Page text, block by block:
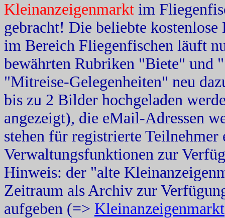
Kleinanzeigenmarkt im
gebracht! Die beliebte
im Bereich Fliegenfischen läuft
bewährten Rubriken "Biete" und
"Mitreise-Gelegenheiten" neu
bis zu 2 Bilder hochgeladen
angezeigt), die eMail-Adressen
stehen für registrierte
Verwaltungsfunktionen zur
Hinweis: der "alte
Zeitraum als Archiv zur
aufgeben (=> Kleinanzeigenmarkt